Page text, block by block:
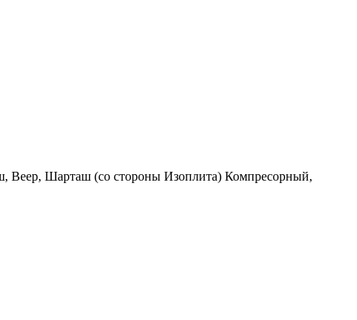
Веер, Шарташ (со стороны Изоплита) Компресорный,